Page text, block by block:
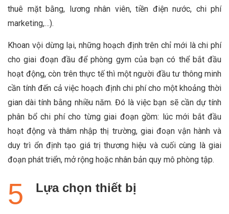
thuê mặt bằng, lương nhân viên, tiền điện nước, chi phí
marketing,…).
Khoan vội dừng lại, những hoạch định trên chỉ mới là chi phí
cho giai đoạn đầu để phòng gym của bạn có thể bắt đầu
hoạt động, còn trên thực tế thì một người đầu tư thông minh
cần tính đến cả việc hoạch định chi phí cho một khoảng thời
gian dài tính bằng nhiều năm. Đó là việc bạn sẽ cần dự tính
phân bổ chi phí cho từng giai đoạn gồm: lúc mới bắt đầu
hoạt động và thâm nhập thị trường, giai đoạn vận hành và
duy trì ổn định tạo giá trị thương hiệu và cuối cùng là giai
đoạn phát triển, mở rộng hoặc nhân bản quy mô phòng tập.
Lựa chọn thiết bị